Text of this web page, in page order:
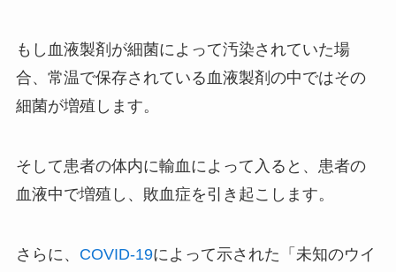
もし血液製剤が細菌によって汚染されていた場
合、常温で保存されている血液製剤の中ではその
細菌が増殖します。
そして患者の体内に輸血によって入ると、患者の
血液中で増殖し、敗血症を引き起こします。
さらに、 COVID-19によって示された「未知のウイ